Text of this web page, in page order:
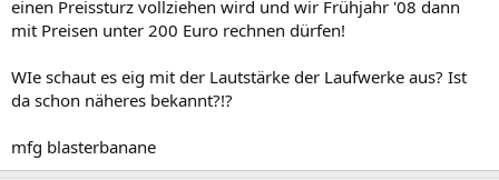
einen Preissturz vollziehen wird und wir Frühjahr '08 dann
mit Preisen unter 200 Euro rechnen dürfen!
WIe schaut es eig mit der Lautstärke der Laufwerke aus? Ist
da schon näheres bekannt?!?
mfg blasterbanane